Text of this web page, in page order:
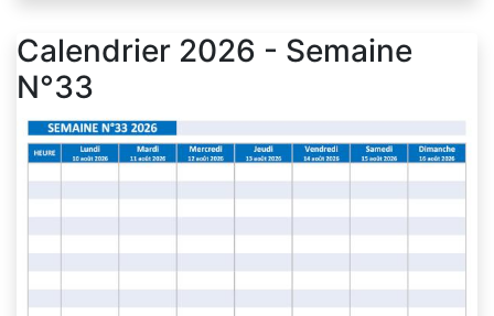
Calendrier 2026 - Semaine
N°33